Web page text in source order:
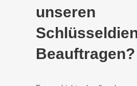
unseren
Beauftragen?